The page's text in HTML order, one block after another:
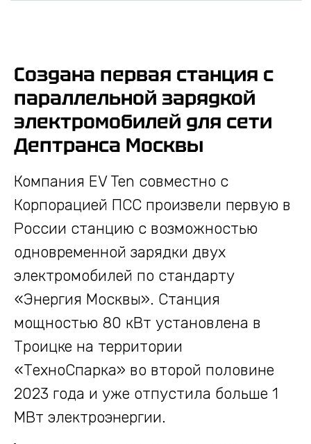
Создана первая станция с
параллельной зарядкой
электромобилей для сети
Дептранса Москвы
Компания EV Ten совместно с
Корпорацией ПСС произвели первую в
России станцию с возможностью
одновременной зарядки двух
электромобилей по стандарту
«Энергия Москвы». Станция
мощностью 80 кВт установлена в
Троицке на территории
«ТехноСпарка» во второй половине
2023 года и уже отпустила больше 1
МВт электроэнергии.